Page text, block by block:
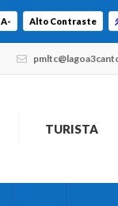
A- Alto Contraste
TURISTA